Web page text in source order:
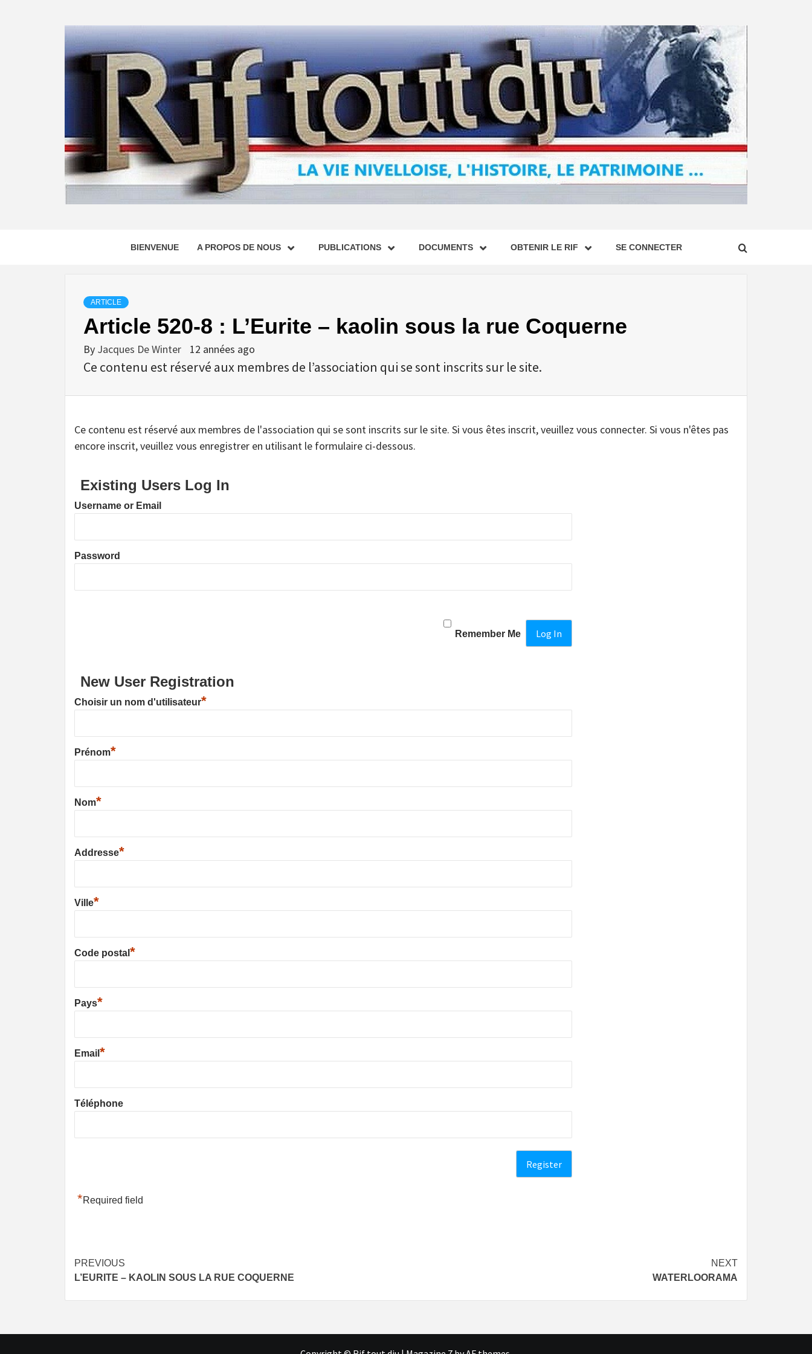
BIENVENUE A PROPOS DE NOUS PUBLICATIONS DOCUMENTS OBTENIR LE RIF SE CONNECTER
ARTICLE
Article 520-8 : L’Eurite – kaolin sous la rue Coquerne
By Jacques De Winter 12 années ago
Ce contenu est réservé aux membres de l’association qui se sont inscrits sur le site.
Ce contenu est réservé aux membres de l'association qui se sont inscrits sur le site. Si vous êtes inscrit, veuillez vous connecter. Si vous n'êtes pas
encore inscrit, veuillez vous enregistrer en utilisant le formulaire ci-dessous.
Existing Users Log In
Username or Email
Password
Remember Me
New User Registration
Choisir un nom d'utilisateur*
Prénom*
Nom*
Addresse*
Ville*
Code postal *
Pays*
Email *
Téléphone
*Required field
Post
navigation
PREVIOUS
L’EURITE – KAOLIN SOUS LA RUE COQUERNE
NEXT
WATERLOORAMA